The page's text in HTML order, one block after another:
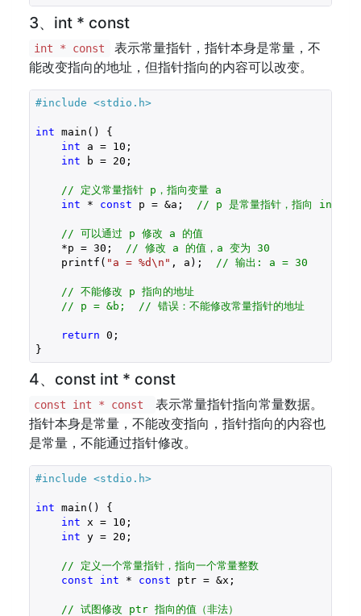
3、int * const
int * const
表示常量指针，指针本身是常量，不
能改变指向的地址，但指针指向的内容可以改变。
#include <stdio.h>
int main() {
int a = 10 ;
int b = 20 ;
// 定义常量指针 p，指向变量 a
int * const p = &a; // p 是常量指针，指向 int 类
// 可以通过 p 修改 a 的值
    *p =
30 ;
// 修改 a 的值，a 变为 30
    printf(
"a = %d\n" , a); // 输出: a = 30
// 不能修改 p 指向的地址
// p = &b;  // 错误：不能修改常量指针的地址
return 0 ;
}
4、const int * const
const int * const
表示常量指针指向常量数据。
指针本身是常量，不能改变指向，指针指向的内容也
是常量，不能通过指针修改。
#include <stdio.h>
int main() {
int x = 10 ;
int y = 20 ;
// 定义一个常量指针，指向一个常量整数
const
int * const ptr = &x;
// 试图修改 ptr 指向的值（非法）